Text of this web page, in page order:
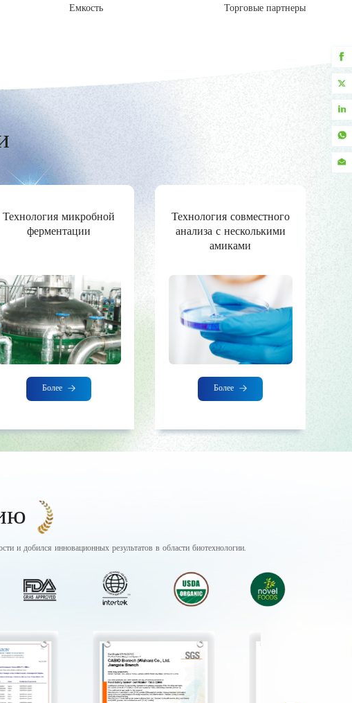
Емкость Торговые партнеры
Технология микробной
ферментации
Более
Технология совместного
анализа с несколькими
амиками
Более
и добился инновационных результатов в области биотехнологии.